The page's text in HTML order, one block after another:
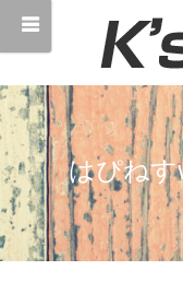
はぴねす